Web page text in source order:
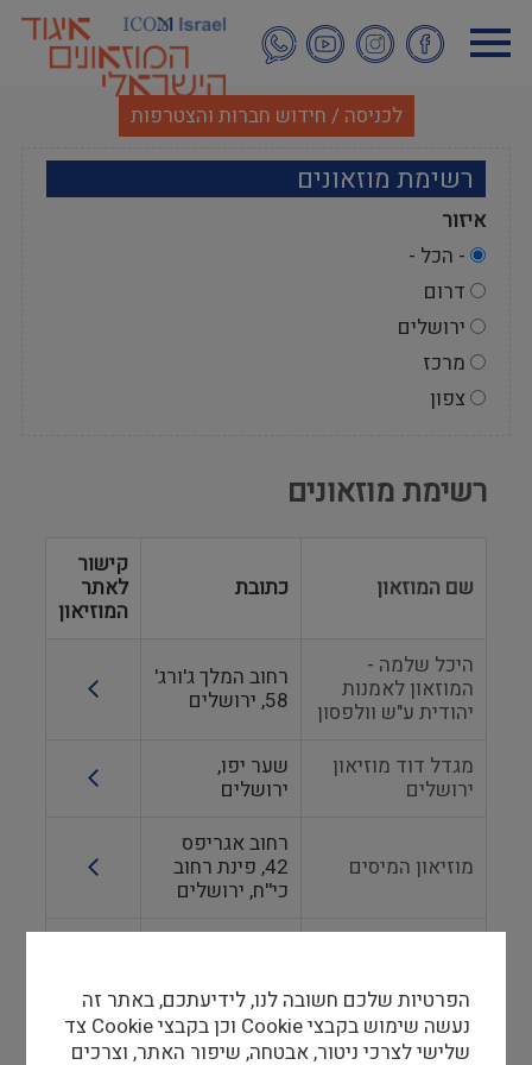
לתוכן
העיקרי
לכניסה / חידוש חברות והצטרפות
רשימת מוזאונים
איזור
- הכל -
דרום
ירושלים
מרכז
צפון
רשימת מוזאונים
שם המוזאון כתובת
קישור
לאתר
המוזיאון
היכל שלמה -
המוזאון לאמנות
יהודית ע"ש וולפסון
רחוב המלך ג'ורג'
58, ירושלים
מגדל דוד מוזיאון
ירושלים
שער יפו,
ירושלים
מוזיאון המיסים
רחוב אגריפס
42, פינת רחוב
כי''ח, ​ירושלים
בית אהרונסון-
מוזיאון ניל"י
רחוב המייסדים
40, זכרון יעקב
הפרטיות שלכם חשובה לנו, לידיעתכם, באתר זה
נעשה שימוש בקבצי Cookie וכן בקבצי Cookie צד
שלישי לצרכי ניטור, אבטחה, שיפור האתר, וצרכים